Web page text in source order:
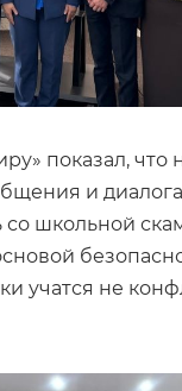
показал, что
и
со школьной
учатся не